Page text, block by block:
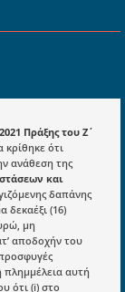
Πράξης του Ζ΄
κρίθηκε ότι
ανάθεση της
και
δαπάνης
δεκαέξι (16)
μη
αποδοχήν του
πλημμέλεια αυτή
ότι (i) στο
να συμβάλλει